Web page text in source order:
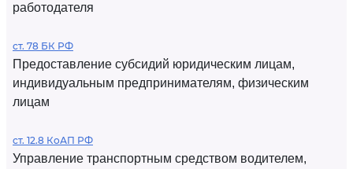
работодателя
ст. 78 БК РФ
Предоставление субсидий юридическим лицам,
индивидуальным предпринимателям, физическим
лицам
ст. 12.8 КоАП РФ
Управление транспортным средством водителем,